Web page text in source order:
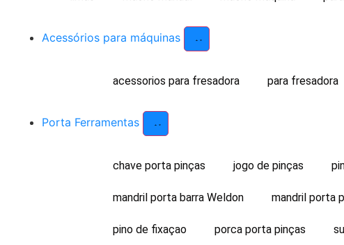
Acessórios para máquinas
acessorios para fresadora para fresadora
Porta Ferramentas
chave porta pinças jogo de pinças
mandril porta barra Weldon mandril porta
pino de fixaçao porca porta pinças